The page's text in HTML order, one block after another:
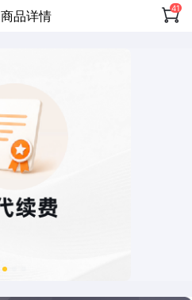
商品详情 41